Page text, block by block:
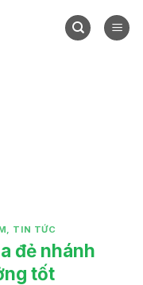
, TIN TỨC
đẻ nhánh
tốt